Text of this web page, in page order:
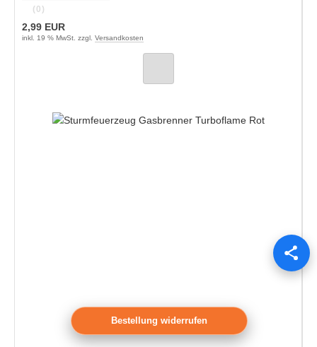
(0)
2,99 EUR
inkl. 19 % MwSt. zzgl. Versandkosten
Bestellung widerrufen